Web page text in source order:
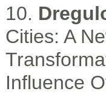
10.
Cities: A
Influence